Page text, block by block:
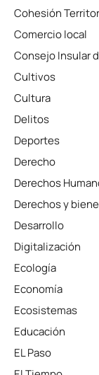
Cohesión
Comercio local
Consejo Insular
Cultivos
Cultura
Delitos
Deportes
Derecho
Derechos
Derechos y
Desarrollo
Digitalización
Ecología
Economía
Ecosistemas
Educación
EL Paso